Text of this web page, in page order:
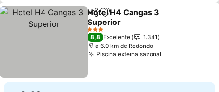
PartilharAdicionar aos favoritos
Hotel H4 Cangas 3
Superior
3 Estrelas
8,8 Excelente
1.341
a 6.0 km de Redondo
Piscina externa sazonal